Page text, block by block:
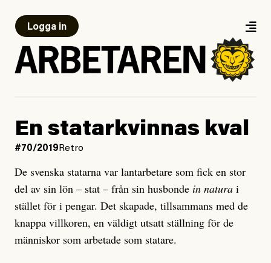
Logga in
En statarkvinnas kval
#70/2019Retro
De svenska statarna var lantarbetare som fick en stor
del av sin lön – stat – från sin husbonde in natura i
stället för i pengar. Det skapade, tillsammans med de
knappa villkoren, en väldigt utsatt ställning för de
människor som arbetade som statare.